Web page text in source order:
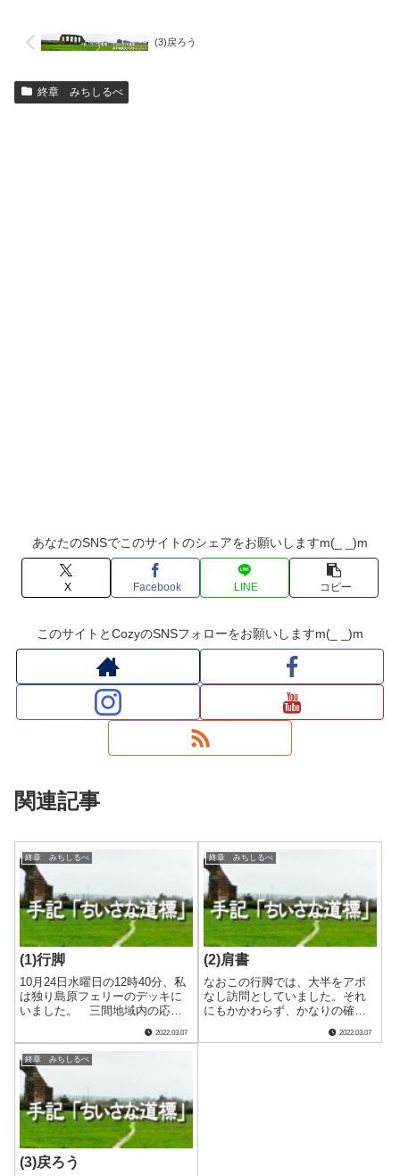
(3)戻ろう
終章 みちしるべ
あなたのSNSでこのサイトのシェアをお願いしますm(_ _)m
X Facebook LINE コピー
このサイトとCozyのSNSフォローをお願いしますm(_ _)m
関連記事
終章 みちしるべ
(1)行脚
10月24日水曜日の12時40分、私
は独り島原フェリーのデッキに
いました。 三間地域内の応急
月14日から、松山市を始めとし
た愛媛県内東中予地方の４事業
体等を皮切りに、支援の水道事
業体などへのお礼行脚を開始し
ていた.....
2022.03.07
終章 みちしるべ
(2)肩書
なおこの行脚では、大半をアポ
なし訪問としていました。それ
にもかかわらず、かなりの確率
できたのでしたが、惜しむらく
2022.03.07
終章 みちしるべ
(3)戻ろう